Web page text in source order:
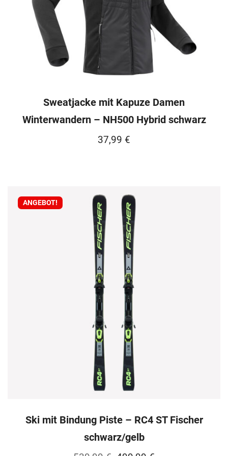
Sweatjacke mit Kapuze Damen
Winterwandern – NH500 Hybrid schwarz
37,99 €
ANGEBOT!
Ski mit Bindung Piste – RC4 ST Fischer
schwarz/gelb